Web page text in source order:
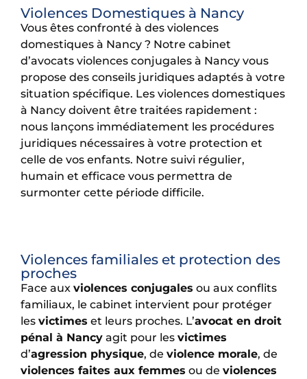
Violences Domestiques à Nancy
Vous êtes confronté à des violences
domestiques à Nancy ? Notre cabinet
d’avocats violences conjugales à Nancy vous
propose des conseils juridiques adaptés à votre
situation spécifique. Les violences domestiques
à Nancy doivent être traitées rapidement :
nous lançons immédiatement les procédures
juridiques nécessaires à votre protection et
celle de vos enfants. Notre suivi régulier,
humain et efficace vous permettra de
surmonter cette période difficile.
Violences familiales et protection des
proches
Face aux violences conjugales ou aux conflits
familiaux, le cabinet intervient pour protéger
les victimes et leurs proches. L’avocat en droit
pénal à Nancy agit pour les victimes
d’agression physique, de violence morale, de
violences faites aux femmes ou de violences